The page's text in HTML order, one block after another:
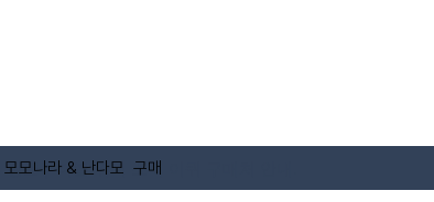
보 | 디볼 위니 스텍 이퀴 구매처 안내.
모나라 & 난다모 구매